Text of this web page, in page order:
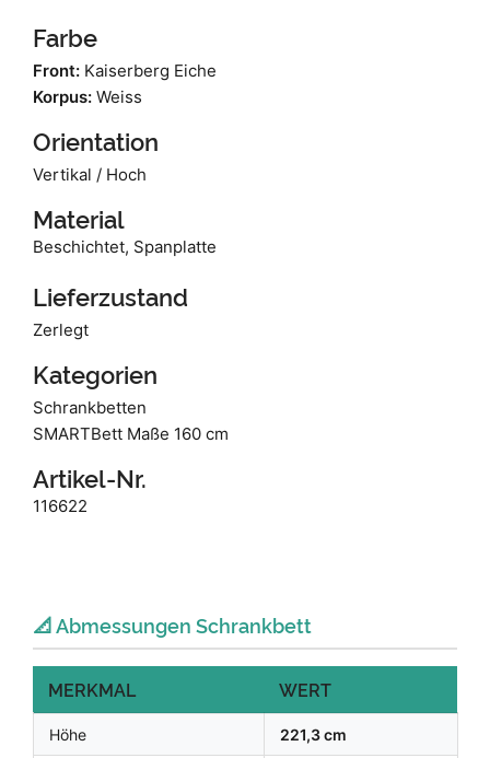
Farbe
Front: Kaiserberg Eiche
Korpus: Weiss
Orientation
Vertikal / Hoch
Material
Beschichtet, Spanplatte
Lieferzustand
Zerlegt
Kategorien
Schrankbetten
SMARTBett Maße 160 cm
Artikel-Nr.
116622
📐 Abmessungen Schrankbett
MERKMAL WERT
Höhe 221,3 cm